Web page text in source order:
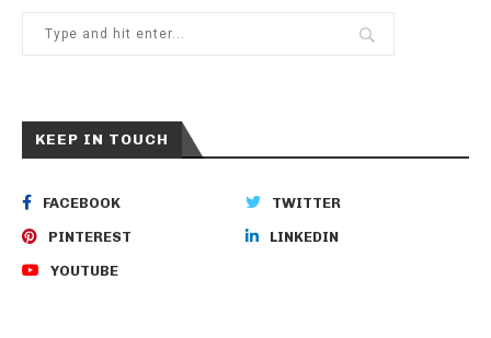
KEEP IN TOUCH
FACEBOOK TWITTER
PINTEREST LINKEDIN
YOUTUBE